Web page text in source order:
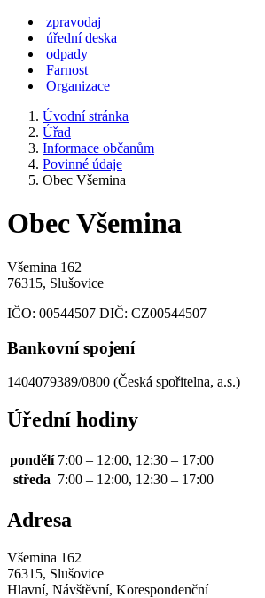
zpravodaj
úřední deska
odpady
Farnost
Organizace
Úvodní stránka
Úřad
Informace občanům
Povinné údaje
Obec Všemina
Obec Všemina
Všemina 162
76315, Slušovice
IČO: 00544507 DIČ: CZ00544507
Bankovní spojení
1404079389/0800 (Česká spořitelna, a.s.)
Úřední hodiny
pondělí 7:00 – 12:00, 12:30 – 17:00
středa 7:00 – 12:00, 12:30 – 17:00
Adresa
Všemina 162
76315, Slušovice
Hlavní, Návštěvní, Korespondenční